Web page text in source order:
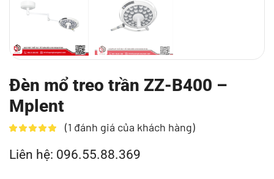
Đèn mổ treo trần ZZ-B400 –
Mplent
(1 đánh giá của khách hàng)
Liên hệ: 096.55.88.369